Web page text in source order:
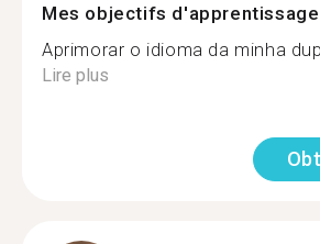
Mes objectifs d'apprentissage
Aprimorar o idioma da minha
Lire plus